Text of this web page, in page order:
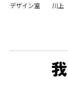
デザイン室 川上